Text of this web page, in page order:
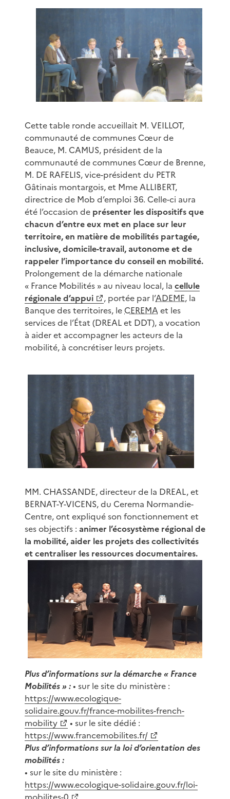
Cette table ronde accueillait M. VEILLOT,
communauté de communes Cœur de
Beauce, M. CAMUS, président de la
communauté de communes Cœur de Brenne,
M. DE RAFELIS, vice-président du PETR
Gâtinais montargois, et Mme ALLIBERT,
directrice de Mob d’emploi 36. Celle-ci aura
été l’occasion de présenter les dispositifs que
chacun d’entre eux met en place sur leur
territoire, en matière de mobilités partagée,
inclusive, domicile-travail, autonome et de
rappeler l’importance du conseil en mobilité.
Prolongement de la démarche nationale
« France Mobilités » au niveau local, la cellule
régionale d’appui
, portée par l’ADEME, la
Banque des territoires, le CEREMAet les
services de l’État (DREAL et DDT), a vocation
à aider et accompagner les acteurs de la
mobilité, à concrétiser leurs projets.
MM. CHASSANDE, directeur de la DREAL, et
BERNAT-Y-VICENS, du Cerema Normandie-
Centre, ont expliqué son fonctionnement et
ses objectifs : animer l’écosystème régional de
la mobilité, aider les projets des collectivités
et centraliser les ressources documentaires.
Plus d’informations sur la démarche « France
Mobilités » :• sur le site du ministère :
https://www.ecologique-
solidaire.gouv.fr/france-mobilites-french-
mobility
• sur le site dédié :
https://www.francemobilites.fr/
Plus d’informations sur la loi d’orientation des
mobilités :
• sur le site du ministère :
https://www.ecologique-solidaire.gouv.fr/loi-